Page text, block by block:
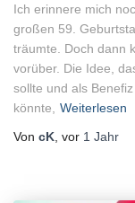
Ich erinnere mich
großen 59.
träumte. Doch dann
vorüber. Die Idee,
sollte und als
könnte,
Weiterlesen
Von cK , vor 1 Jahr